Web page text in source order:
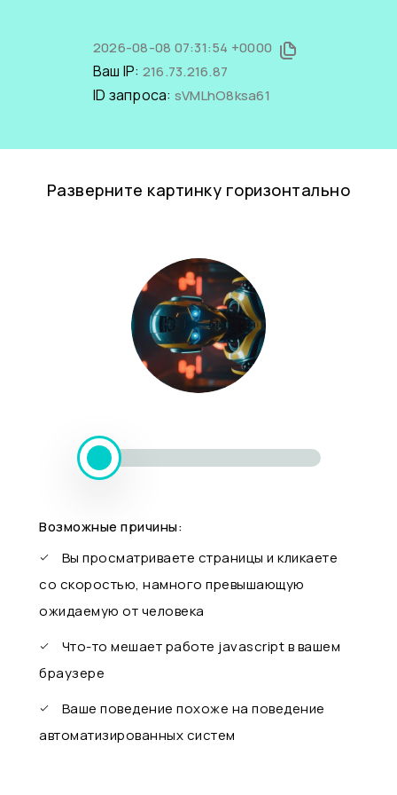
2026-08-08 07:31:54 +0000
Ваш IP: 216.73.216.87
ID запроса: sVMLhO8ksa61
Разверните картинку горизонтально
Возможные причины:
Вы просматриваете страницы и кликаете
со скоростью, намного превышающую
ожидаемую от человека
Что-то мешает работе javascript в вашем
браузере
Ваше поведение похоже на поведение
автоматизированных систем